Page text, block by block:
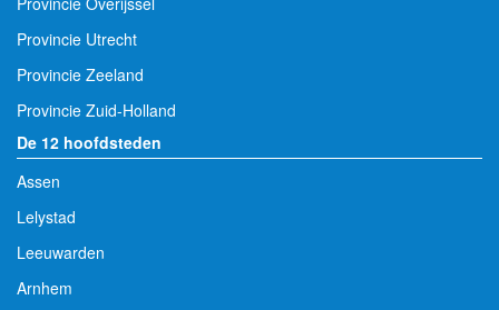
Provincie Utrecht
Provincie Zeeland
Provincie Zuid-Holland
De 12 hoofdsteden
Assen
Lelystad
Leeuwarden
Arnhem